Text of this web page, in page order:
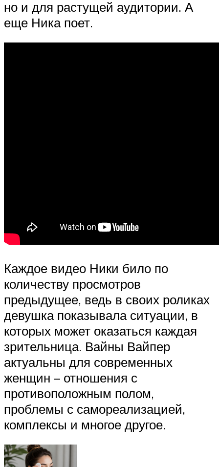
но и для растущей аудитории. А
еще Ника поет.
Каждое видео Ники било по
количеству просмотров
предыдущее, ведь в своих роликах
девушка показывала ситуации, в
которых может оказаться каждая
зрительница. Вайны Вайпер
актуальны для современных
женщин – отношения с
противоположным полом,
проблемы с самореализацией,
комплексы и многое другое.